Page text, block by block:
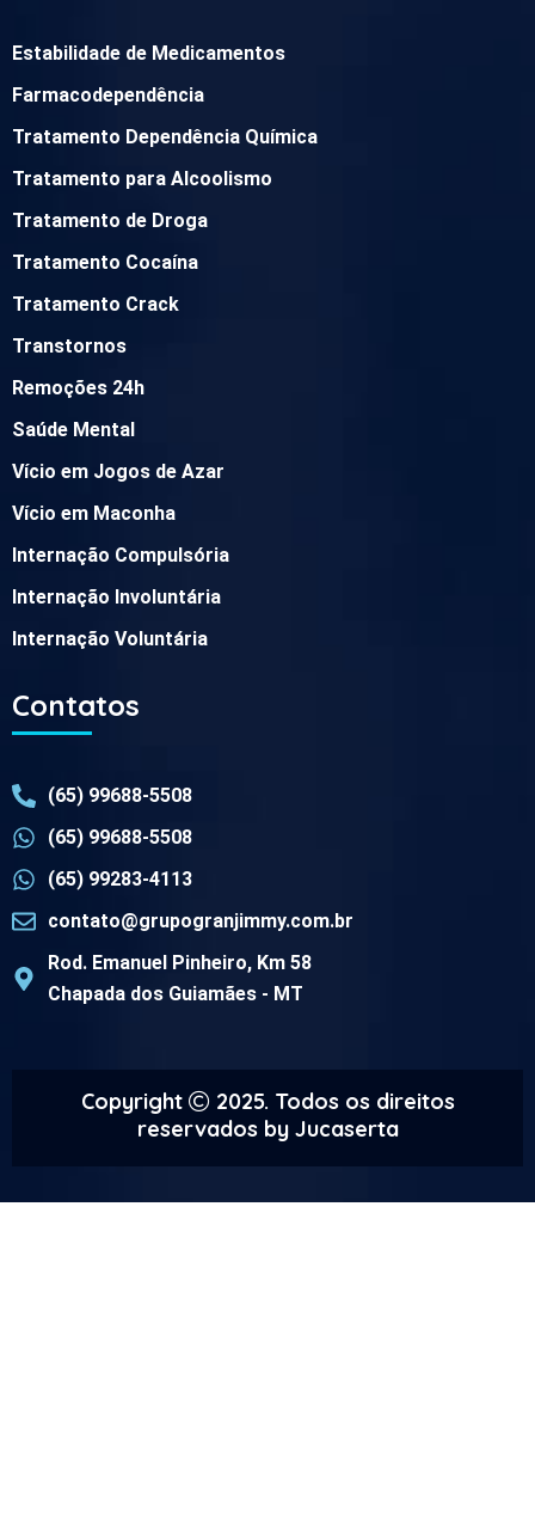
Estabilidade de Medicamentos
Farmacodependência
Tratamento Dependência Química
Tratamento para Alcoolismo
Tratamento de Droga
Tratamento Cocaína
Tratamento Crack
Transtornos
Remoções 24h
Saúde Mental
Vício em Jogos de Azar
Vício em Maconha
Internação Compulsória
Internação Involuntária
Internação Voluntária
Contatos
(65) 99688-5508
(65) 99688-5508
(65) 99283-4113
contato@grupogranjimmy.com.br
Rod. Emanuel Pinheiro, Km 58
Chapada dos Guiamães - MT
Copyright
2025. Todos os direitos
reservados by Jucaserta